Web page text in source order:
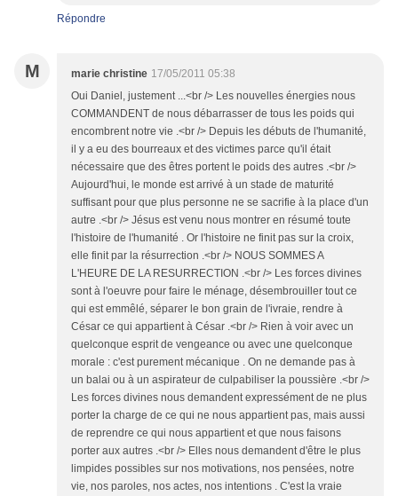
Répondre
M marie christine 17/05/2011 05:38
Oui Daniel, justement ...<br /> Les nouvelles énergies nous
COMMANDENT de nous débarrasser de tous les poids qui
encombrent notre vie .<br /> Depuis les débuts de l'humanité,
il y a eu des bourreaux et des victimes parce qu'il était
nécessaire que des êtres portent le poids des autres .<br />
Aujourd'hui, le monde est arrivé à un stade de maturité
suffisant pour que plus personne ne se sacrifie à la place d'un
autre .<br /> Jésus est venu nous montrer en résumé toute
l'histoire de l'humanité . Or l'histoire ne finit pas sur la croix,
elle finit par la résurrection .<br /> NOUS SOMMES A
L'HEURE DE LA RESURRECTION .<br /> Les forces divines
sont à l'oeuvre pour faire le ménage, désembrouiller tout ce
qui est emmêlé, séparer le bon grain de l'ivraie, rendre à
César ce qui appartient à César .<br /> Rien à voir avec un
quelconque esprit de vengeance ou avec une quelconque
morale : c'est purement mécanique . On ne demande pas à
un balai ou à un aspirateur de culpabiliser la poussière .<br />
Les forces divines nous demandent expressément de ne plus
porter la charge de ce qui ne nous appartient pas, mais aussi
de reprendre ce qui nous appartient et que nous faisons
porter aux autres .<br /> Elles nous demandent d'être le plus
limpides possibles sur nos motivations, nos pensées, notre
vie, nos paroles, nos actes, nos intentions . C'est la vraie